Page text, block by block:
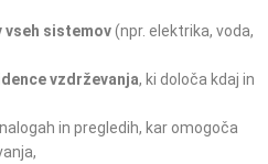
vseh sistemov(npr. elektrika, voda,
vzdrževanja, ki določa kdaj in
in pregledih, kar omogoča